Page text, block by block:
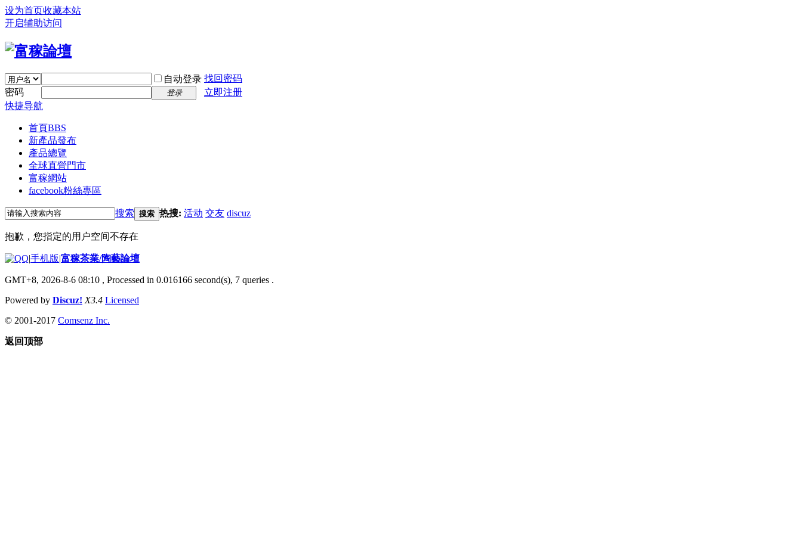
设为首页收藏本站
开启辅助访问
自动登录 找回密码
密码
登录
立即注册
快捷导航
首頁BBS
新產品發布
產品總覽
全球直營門市
富稼網站
facebook粉絲專區
搜索 搜索 热搜: 活动 交友 discuz
抱歉，您指定的用户空间不存在
|手机版|富稼茶業/陶藝論壇
GMT+8, 2026-8-6 08:10 , Processed in 0.016166 second(s), 7 queries .
Powered by Discuz! X3.4 Licensed
© 2001-2017 Comsenz Inc.
返回顶部